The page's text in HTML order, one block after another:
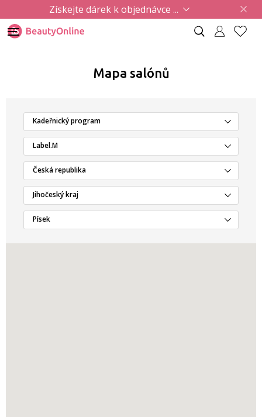
Získejte dárek k objednávce ...
Mapa salónů
Kadeřnický program
Label.M
Česká republika
Jihočeský kraj
Písek